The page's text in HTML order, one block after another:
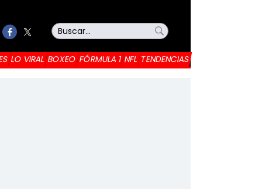
LO VIRAL BOXEO FÓRMULA 1 NFL TENDENCIAS